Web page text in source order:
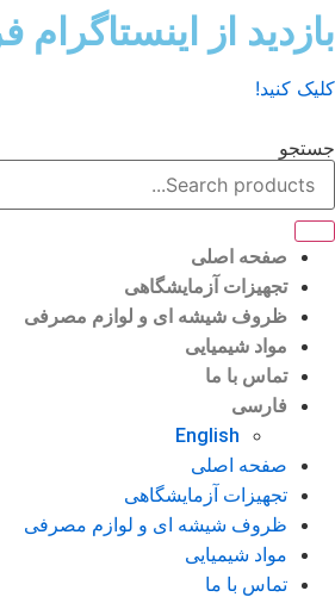
از اینستاگرام
کنید!
صفحه اصلی
تجهیزات آزمایشگاهی
ظروف شیشه ای و لوازم مصرفی
مواد شیمیایی
تماس با ما
فارسی
English
صفحه اصلی
تجهیزات آزمایشگاهی
ظروف شیشه ای و لوازم مصرفی
مواد شیمیایی
تماس با ما